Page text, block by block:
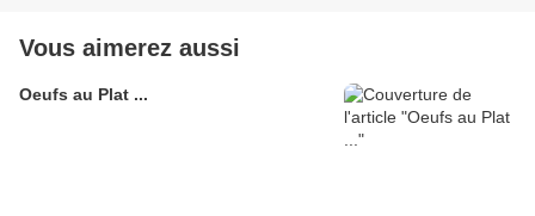
Vous aimerez aussi
Oeufs au Plat ...